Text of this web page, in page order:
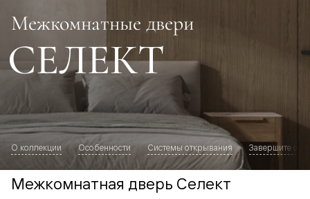
Межкомнатные двери
СЕЛЕКТ
О коллекции Особенности Системы открывания Завершите
Межкомнатная дверь Селект